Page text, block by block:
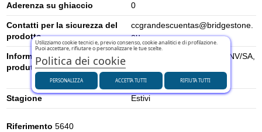
Aderenza su ghiaccio 0
Contatti per la sicurezza del
prodotto
ccgrandescuentas@bridgestone.
eu
Informazioni di sicurezza del
produttore
BRIDGESTONE EUROPE NV/SA,
ZAVENTEM, BELGIUM
Stagione Estivi
Riferimento 5640
Utilizziamo cookie tecnici e, previo consenso, cookie analitici e di profilazione.
Puoi accettare, rifiutare o personalizzare le tue scelte.
Politica dei cookie
PERSONALIZZA RIFIUTA TUTTI
ACCETTA TUTTI